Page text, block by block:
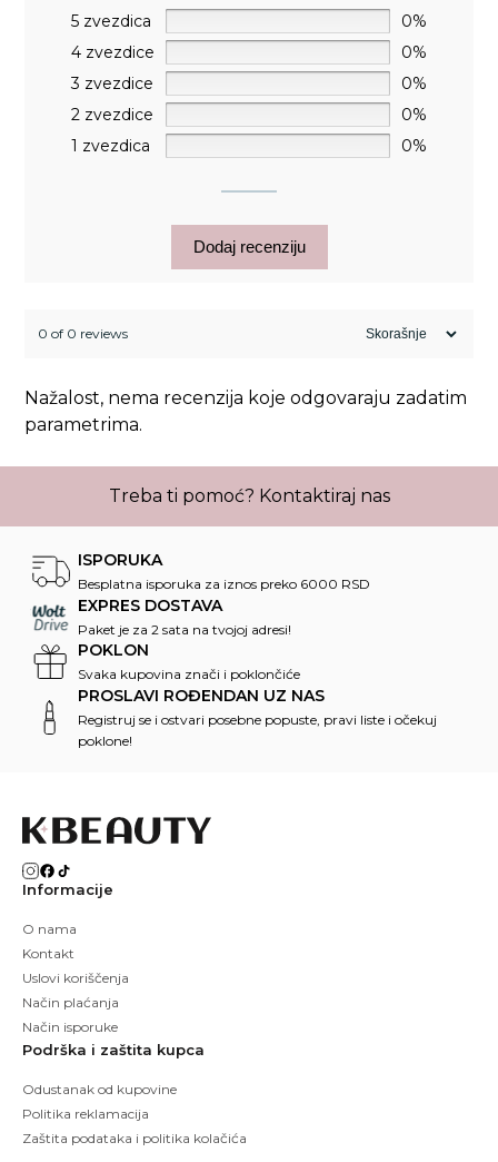
5 zvezdica
0%
4 zvezdice
0%
3 zvezdice
0%
2 zvezdice
0%
1 zvezdica
0%
Dodaj recenziju
0 of 0 reviews
Nažalost, nema recenzija koje odgovaraju zadatim
parametrima.
Treba ti pomoć? Kontaktiraj nas
ISPORUKA
Besplatna isporuka za iznos preko 6000 RSD
EXPRES DOSTAVA
Paket je za 2 sata na tvojoj adresi!
POKLON
Svaka kupovina znači i poklončiće
PROSLAVI ROĐENDAN UZ NAS
Registruj se i ostvari posebne popuste, pravi liste i očekuj
poklone!
Informacije
O nama
Kontakt
Uslovi koriščenja
Način plaćanja
Način isporuke
Podrška i zaštita kupca
Odustanak od kupovine
Politika reklamacija
Zaštita podataka i politika kolačića